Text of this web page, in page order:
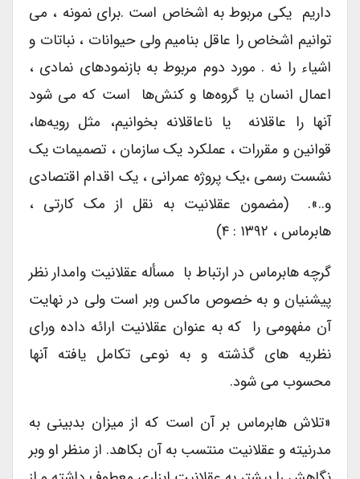
داریم یکی مربوط به اشخاص است .برای نمونه ، می
توانیم اشخاص را عاقل بنامیم ولی حیوانات ، نباتات و
اشیاء را نه . مورد دوم مربوط به بازنمودهای نمادی ،
اعمال انسان یا گروه‌ها و کنش‌ها است که می شود
آنها را عاقلانه یا ناعاقلانه بخوانیم، مثل رویه‌ها،
قوانین و مقررات ، عملکرد یک سازمان ، تصمیمات یک
نشست رسمی ،یک پروژه عمرانی ، یک اقدام اقتصادی
و..». (مضمون عقلانیت به نقل از مک کارتی ،
هابرماس ، ۱۳۹۲ : ۴)
گرچه هابرماس در ارتباط با مسأله عقلانیت وامدار نظر
پیشنیان و به خصوص ماکس وبر است ولی در نهایت
آن مفهومی را که به عنوان عقلانیت ارائه داده ورای
نظریه های گذشته و به نوعی تکامل یافته آنها
محسوب می شود.
«تلاش هابرماس بر آن است که از میزان بدبینی به
مدرنیته و عقلانیت منتسب به آن بکاهد. از منظر او وبر